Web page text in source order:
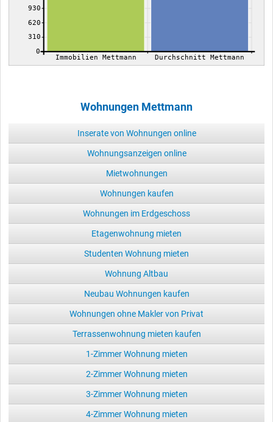
0
310
620
930
Immobilien Mettmann Durchschnitt Mettmann
Wohnungen Mettmann
Inserate von Wohnungen online
Wohnungsanzeigen online
Mietwohnungen
Wohnungen kaufen
Wohnungen im Erdgeschoss
Etagenwohnung mieten
Studenten Wohnung mieten
Wohnung Altbau
Neubau Wohnungen kaufen
Wohnungen ohne Makler von Privat
Terrassenwohnung mieten kaufen
1-Zimmer Wohnung mieten
2-Zimmer Wohnung mieten
3-Zimmer Wohnung mieten
4-Zimmer Wohnung mieten